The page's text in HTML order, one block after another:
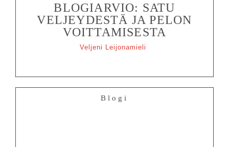
BLOGIARVIO: SATU
VELJEYDESTÄ JA PELON
VOITTAMISESTA
Veljeni Leijonamieli
Blogi